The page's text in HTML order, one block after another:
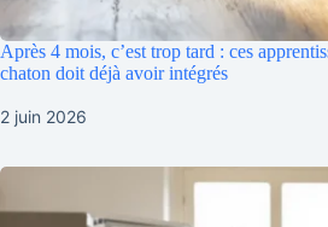
Après 4 mois, c’est trop tard : ces
chaton doit déjà avoir intégrés
2 juin 2026